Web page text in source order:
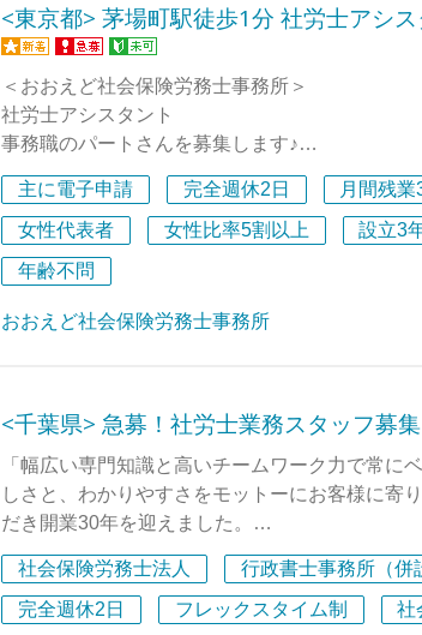
定型的な一部の業務においてRPAの活用・自動
上を図っています。ITツールやRPAをうまく活
「AIを超える高度な専門知識」の習得・発揮に
・【健康経営「銀の認定」取得済み！】働くス
当事務所は健康経営「銀の認定」を取得済みで
茶の常備や15時からの軽い体操時間など、労働
組みを実践しています。
**先輩従業員からの声**
当事務所は、「まずはやってみる」という前向
また、代表は社員の可能性を信じ、主体的なキ
指す姿が明確であれば、他では得難い貴重な経
私たち「チームKOKORO」の一員として、と
る方のご応募をお待ちしております！
います。
■埼玉浦和に本社、立川に東京オフィスがありま
務内容や気分に応じて、今日は埼玉、明日は東
き方ができます。
<東京都> 茅場町駅徒歩1分 社労士アシ
＜おおえど社会保険労務士事務所＞
社労士アシスタント
事務職のパートさんを募集します♪
茅場町駅から徒歩1分！
とても利便性の良い立地にあります。
◎未経験の方もOK！
◎パソコン操作が可能な方♪
・9時～18時の間で、1日6時間～OK！
・週3日～勤務可能です☆
まずはご希望の働き方をご相談ください♪
不安を感じている方も、パソコンの基本的な
スキルがあれば大丈夫です♪
主に電子申請 完全週休2日 月間残業
女性代表者
女性比率5割以上 設立3
年齢不問
おおえど社会保険労務士事務所
<千葉県> 急募！社労士業務スタッフ募
「幅広い専門知識と高いチームワーク力で常に
しさと、わかりやすさをモットーにお客様に寄
だき開業30年を迎えました。
社会保険、労働保険の手続きや就業規則の作成
と各種許認可申請などの行政書士業務、その他
社会保険労務士法人 行政書士事務所（併
完全週休2日
フレックスタイム制 社